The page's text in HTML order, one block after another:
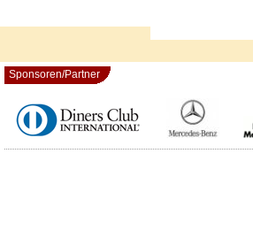
Sponsoren/Partner